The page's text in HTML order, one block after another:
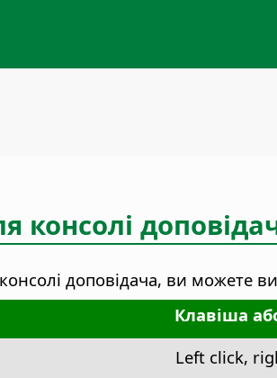
консолі
доповідача, ви можете
Клавіша
Left click,